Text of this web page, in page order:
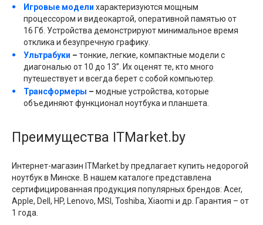
Игровые модели характеризуются мощным
процессором и видеокартой, оперативной памятью от
16 Гб. Устройства демонстрируют минимальное время
отклика и безупречную графику.
Ультрабуки – тонкие, легкие, компактные модели с
диагональю от 10 до 13”. Их оценят те, кто много
путешествует и всегда берет с собой компьютер.
Трансформеры – модные устройства, которые
объединяют функционал ноутбука и планшета.
Преимущества ITMarket.by
Интернет-магазин ITMarket.by предлагает купить недорогой
ноутбук в Минске. В нашем каталоге представлена
сертифицированная продукция популярных брендов: Acer,
Apple, Dell, HP, Lenovo, MSI, Toshiba, Xiaomi и др. Гарантия – от
1 года.